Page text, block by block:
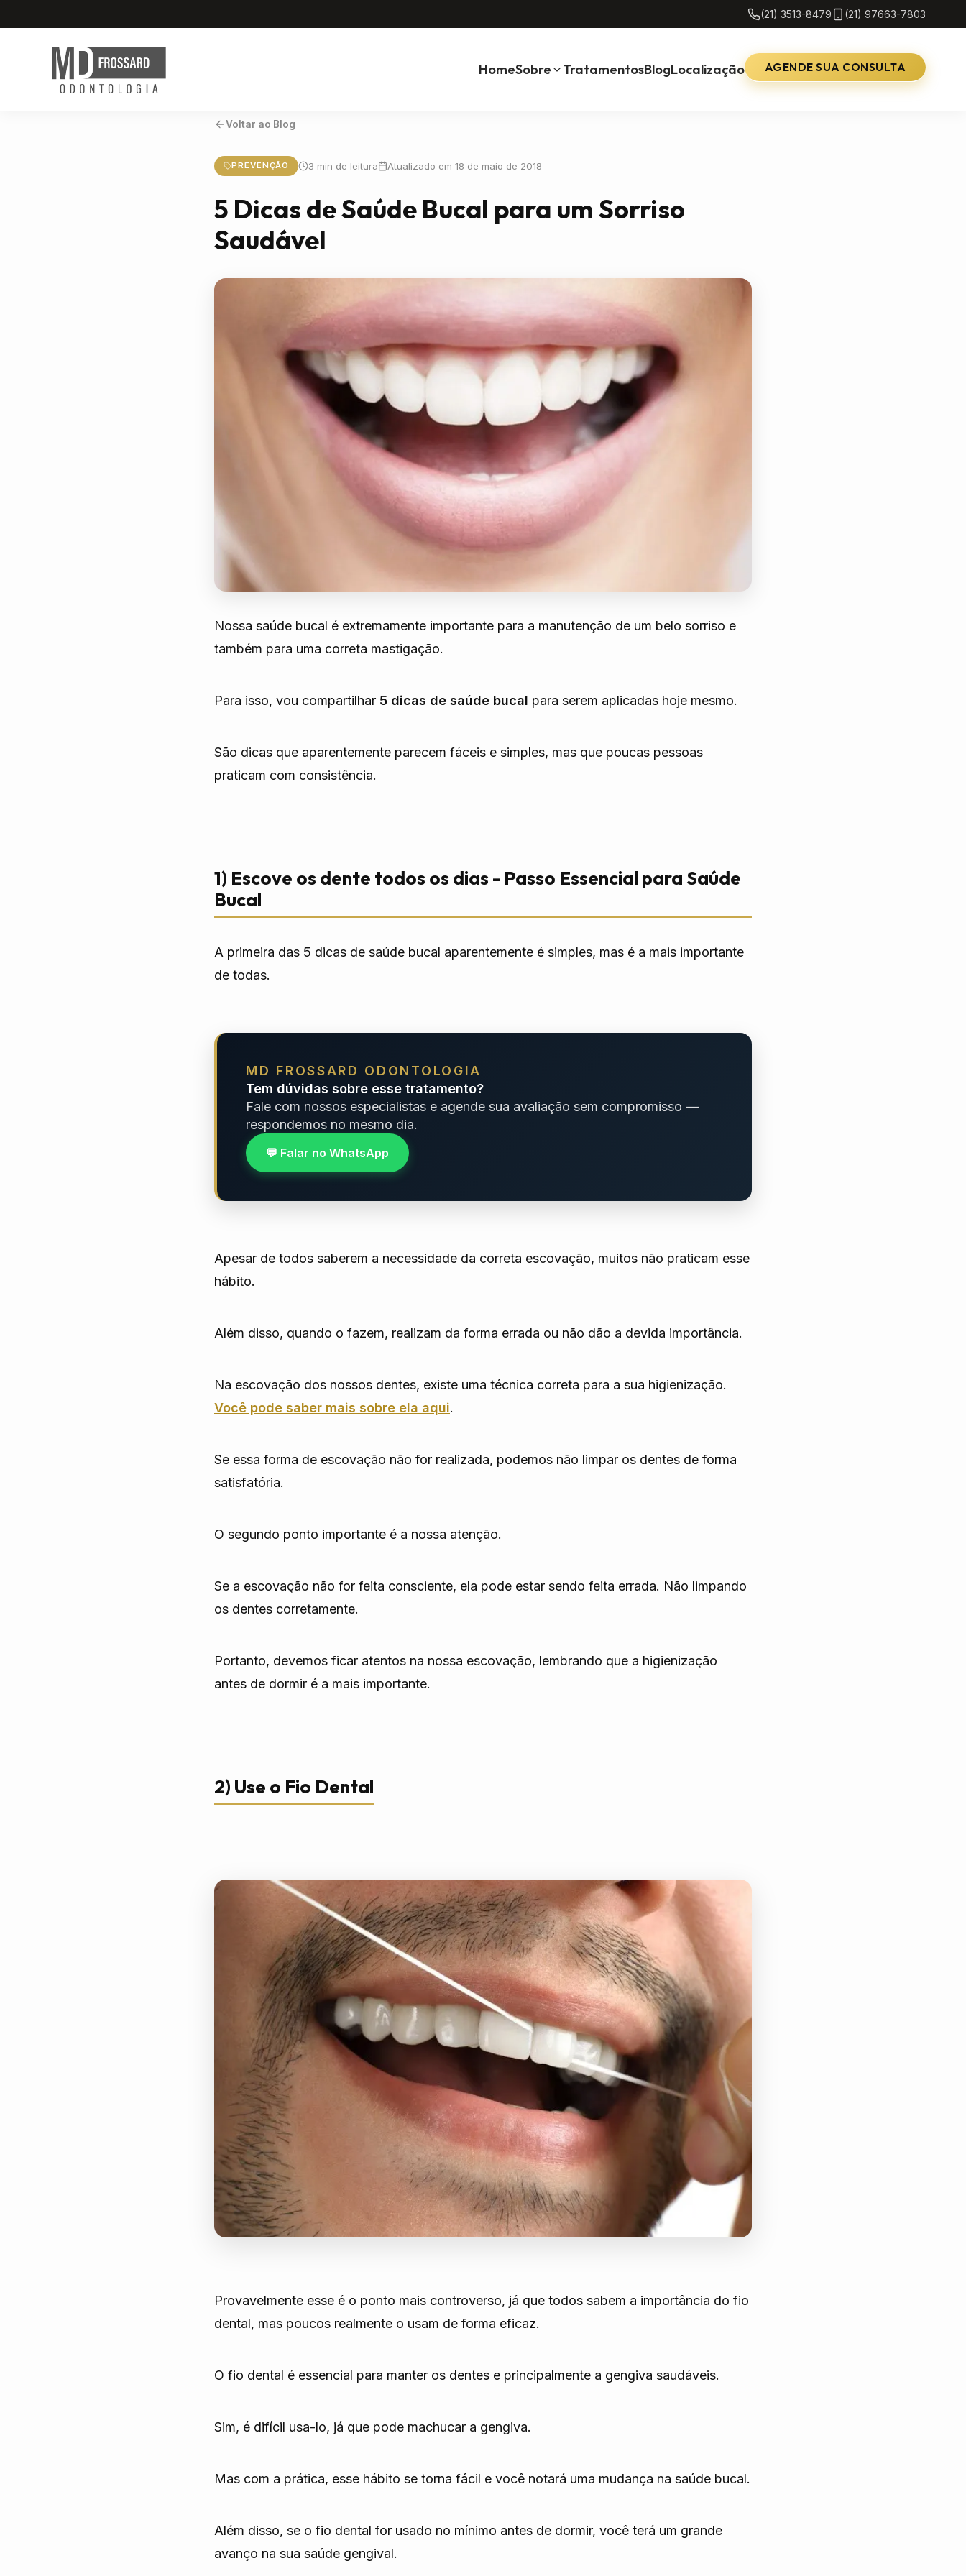
(21) 3513-8479 (21) 97663-7803
HomeSobre TratamentosBlogLocalização AGENDE SUA CONSULTA
Voltar ao Blog
PREVENÇÃO 3 min de leitura Atualizado em 18 de maio de 2018
5 Dicas de Saúde Bucal para um Sorriso
Saudável
Nossa saúde bucal é extremamente importante para a manutenção de um belo sorriso e
também para uma correta mastigação.
Para isso, vou compartilhar 5 dicas de saúde bucal para serem aplicadas hoje mesmo.
São dicas que aparentemente parecem fáceis e simples, mas que poucas pessoas
praticam com consistência.
1) Escove os dente todos os dias - Passo Essencial para Saúde
Bucal
A primeira das 5 dicas de saúde bucal aparentemente é simples, mas é a mais importante
de todas.
MD FROSSARD ODONTOLOGIA
Tem dúvidas sobre esse tratamento?
Fale com nossos especialistas e agende sua avaliação sem compromisso —
respondemos no mesmo dia.
💬 Falar no WhatsApp
Apesar de todos saberem a necessidade da correta escovação, muitos não praticam esse
hábito.
Além disso, quando o fazem, realizam da forma errada ou não dão a devida importância.
Na escovação dos nossos dentes, existe uma técnica correta para a sua higienização.
Você pode saber mais sobre ela aqui.
Se essa forma de escovação não for realizada, podemos não limpar os dentes de forma
satisfatória.
O segundo ponto importante é a nossa atenção.
Se a escovação não for feita consciente, ela pode estar sendo feita errada. Não limpando
os dentes corretamente.
Portanto, devemos ficar atentos na nossa escovação, lembrando que a higienização
antes de dormir é a mais importante.
2) Use o Fio Dental
Provavelmente esse é o ponto mais controverso, já que todos sabem a importância do fio
dental, mas poucos realmente o usam de forma eficaz.
O fio dental é essencial para manter os dentes e principalmente a gengiva saudáveis.
Sim, é difícil usa-lo, já que pode machucar a gengiva.
Mas com a prática, esse hábito se torna fácil e você notará uma mudança na saúde bucal.
Além disso, se o fio dental for usado no mínimo antes de dormir, você terá um grande
avanço na sua saúde gengival.